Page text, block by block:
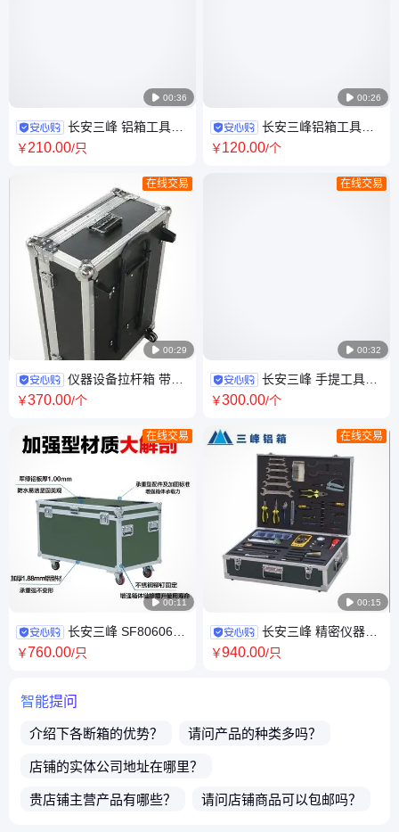
 00:36
长安三峰 铝箱工具箱
维修工具包装箱 带锁铝合金箱
￥210.00/只
 00:29
在线交易
仪器设备拉杆箱 带轮
设备箱精密仪器铝箱 铝合金箱
￥370.00/个
 00:11
在线交易
长安三峰 SF806060
器材箱定制 物资运输箱工厂
￥760.00/只
 00:26
长安三峰铝箱工具箱
拉杆手提设计 五金工具收纳箱
￥120.00/个
 00:32
在线交易
长安三峰 手提工具箱
防火板胶合板材质 铝合金框架
￥300.00/个
 00:15
在线交易
长安三峰 精密仪器运
输箱定制 产品储运箱工厂 20年
￥940.00/只
智能提问
介绍下各断箱的优势？ 请问产品的种类多吗？
店铺的实体公司地址在哪里？
贵店铺主营产品有哪些？ 请问店铺商品可以包邮吗？